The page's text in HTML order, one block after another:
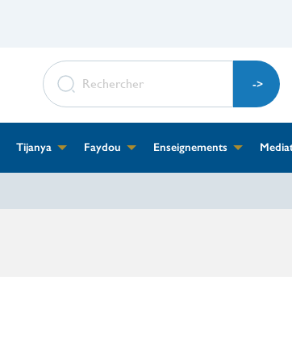
RECHERCHER
Tijanya Faydou Enseignements